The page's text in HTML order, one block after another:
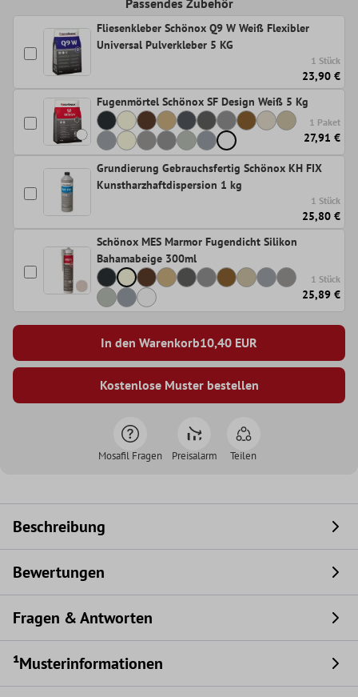
Fliesenkleber Schönox Q9 W Weiß Flexibler
Universal Pulverkleber 5 KG
1 Stück
23,90 €
Fugenmörtel Schönox SF Design Weiß 5 Kg
1 Paket
27,91 €
Grundierung Gebrauchsfertig Schönox KH FIX
Kunstharzhaftdispersion 1 kg
1 Stück
25,80 €
Schönox MES Marmor Fugendicht Silikon
Bahamabeige 300ml
1 Stück
25,89 €
In den Warenkorb10,40 EUR
Kostenlose Muster bestellen
Mosafil Fragen Preisalarm Teilen
Beschreibung
Bewertungen
Fragen & Antworten
¹Musterinformationen